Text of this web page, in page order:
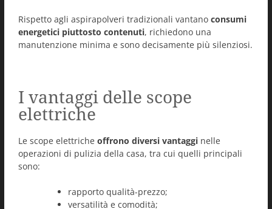
Rispetto agli aspirapolveri tradizionali vantano consumi
energetici piuttosto contenuti, richiedono una
manutenzione minima e sono decisamente più silenziosi.
I vantaggi delle scope
elettriche
Le scope elettriche offrono diversi vantaggi nelle
operazioni di pulizia della casa, tra cui quelli principali
sono:
rapporto qualità-prezzo;
versatilità e comodità;